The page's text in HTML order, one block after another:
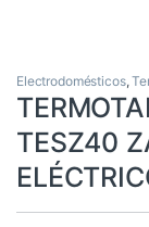
Electrodomésticos,
TESZ40